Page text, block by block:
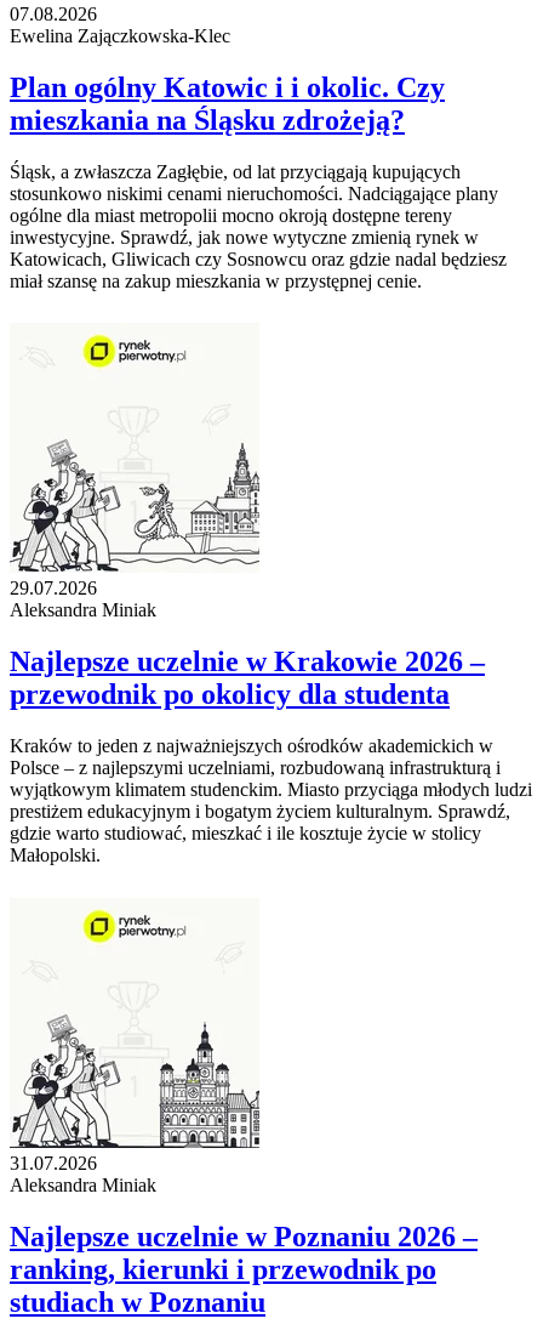
07.08.2026
Ewelina Zajączkowska-Klec
Plan ogólny Katowic i i okolic. Czy
mieszkania na Śląsku zdrożeją?
Śląsk, a zwłaszcza Zagłębie, od lat przyciągają kupujących
stosunkowo niskimi cenami nieruchomości. Nadciągające plany
ogólne dla miast metropolii mocno okroją dostępne tereny
inwestycyjne. Sprawdź, jak nowe wytyczne zmienią rynek w
Katowicach, Gliwicach czy Sosnowcu oraz gdzie nadal będziesz
miał szansę na zakup mieszkania w przystępnej cenie.
29.07.2026
Aleksandra Miniak
Najlepsze uczelnie w Krakowie 2026 –
przewodnik po okolicy dla studenta
Kraków to jeden z najważniejszych ośrodków akademickich w
Polsce – z najlepszymi uczelniami, rozbudowaną infrastrukturą i
wyjątkowym klimatem studenckim. Miasto przyciąga młodych ludzi
prestiżem edukacyjnym i bogatym życiem kulturalnym. Sprawdź,
gdzie warto studiować, mieszkać i ile kosztuje życie w stolicy
Małopolski.
31.07.2026
Aleksandra Miniak
Najlepsze uczelnie w Poznaniu 2026 –
ranking, kierunki i przewodnik po
studiach w Poznaniu